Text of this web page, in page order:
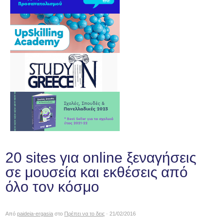
20 sites για online ξεναγήσεις
σε μουσεία και εκθέσεις από
όλο τον κόσμο
Απόpaideia-ergasia στο Πρέπει να το δεις · 21/02/2016